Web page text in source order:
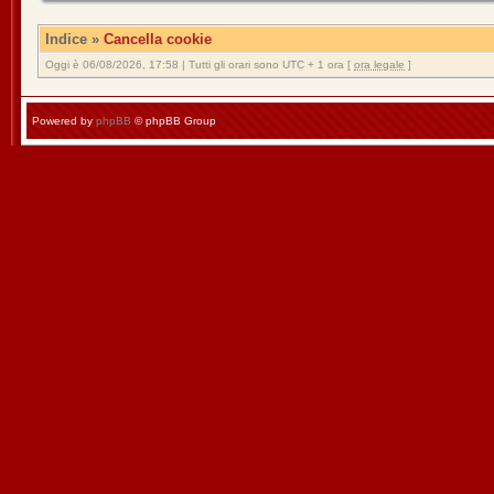
Indice » Cancella cookie
Oggi è 06/08/2026, 17:58 | Tutti gli orari sono UTC + 1 ora [ ora legale ]
Powered by phpBB © phpBB Group